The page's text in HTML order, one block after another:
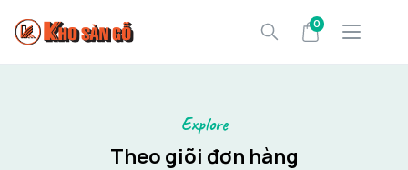
0
Explore
Theo giõi đơn hàng